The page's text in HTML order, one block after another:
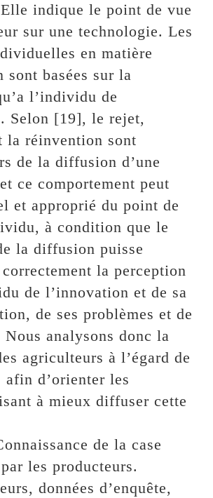
indique le point de vue
sur une technologie. Les
en matière
sont basées sur la
l’individu de
Selon [19], le rejet,
la réinvention sont
de la diffusion d’une
ce comportement peut
et approprié du point de
à condition que le
la diffusion puisse
la perception
de l’innovation et de sa
de ses problèmes et de
Nous analysons donc la
agriculteurs à l’égard de
d’orienter les
à mieux diffuser cette
de la case
les producteurs.
données d’enquête,